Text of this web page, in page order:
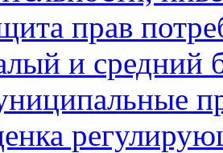
прав
и средний